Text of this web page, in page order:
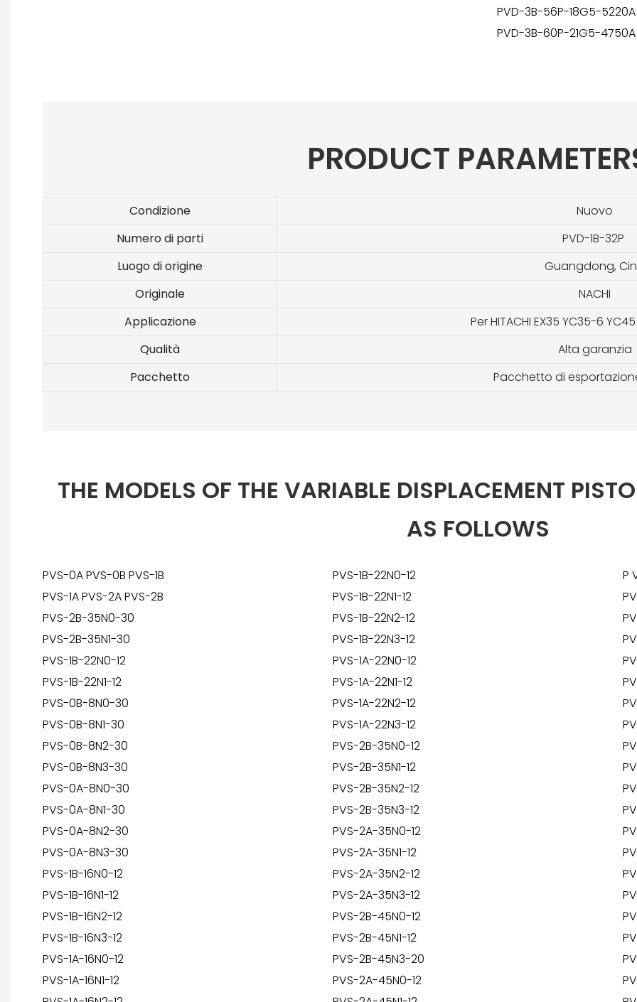
PVD-3B-56P-18G5-5220A
PVD-3B-60P-21G5-4750A
PRODUCT
Condizione
Nuovo
Numero di parti
PVD-1B-32P
Luogo di origine
Guangdong,
Originale
NACHI
Applicazione
Per HITACHI EX35 YC35-6
Qualità
Alta garanzia
Pacchetto
Pacchetto di
THE MODELS OF THE VARIABLE DISPLACEMENT
AS FOLLOWS
PVS-0A PVS-0B PVS-1B
PVS-1A PVS-2A PVS-2B
PVS-2B-35N0-30
PVS-2B-35N1-30
PVS-1B-22N0-12
PVS-1B-22N1-12
PVS-0B-8N0-30
PVS-0B-8N1-30
PVS-0B-8N2-30
PVS-0B-8N3-30
PVS-0A-8N0-30
PVS-0A-8N1-30
PVS-0A-8N2-30
PVS-0A-8N3-30
PVS-1B-16N0-12
PVS-1B-16N1-12
PVS-1B-16N2-12
PVS-1B-16N3-12
PVS-1A-16N0-12
PVS-1A-16N1-12
PVS-1B-22N0-12
PVS-1B-22N1-12
PVS-1B-22N2-12
PVS-1B-22N3-12
PVS-1A-22N0-12
PVS-1A-22N1-12
PVS-1A-22N2-12
PVS-1A-22N3-12
PVS-2B-35N0-12
PVS-2B-35N1-12
PVS-2B-35N2-12
PVS-2B-35N3-12
PVS-2A-35N0-12
PVS-2A-35N1-12
PVS-2A-35N2-12
PVS-2A-35N3-12
PVS-2B-45N0-12
PVS-2B-45N1-12
PVS-2B-45N3-20
PVS-2A-45N0-12
P